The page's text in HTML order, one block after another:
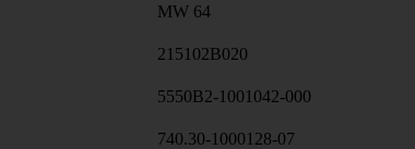
MW 64
215102B020
5550В2-1001042-000
740.30-1000128-07